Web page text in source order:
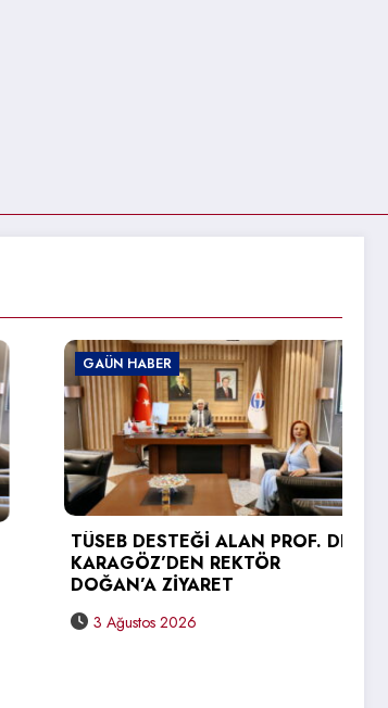
GAÜN HABER
TÜSEB DESTEĞİ ALAN PROF. DR.
KARAGÖZ’DEN REKTÖR
DOĞAN’A ZİYARET
3 Ağustos 2026